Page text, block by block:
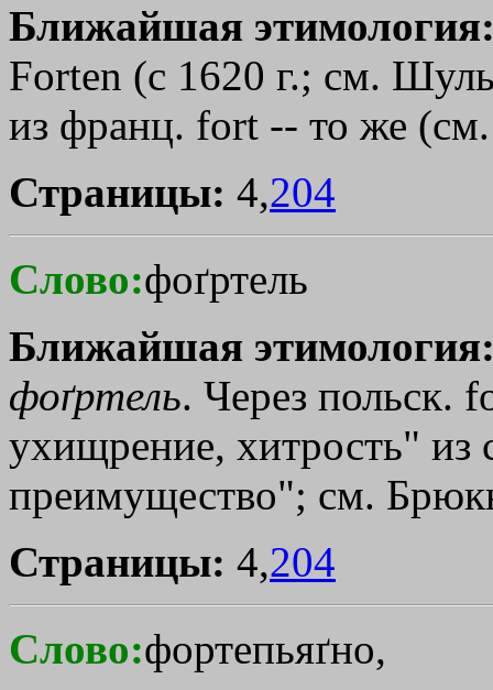
Ближайшая
Forten (с 1620 г.; см.
из франц. fort -- то же
Страницы: 4,204
Слово:фоґртель
Ближайшая
фоґртель. Через польск.
ухищрение, хитрость" из
преимущество"; см.
Страницы: 4,204
Слово:фортепьяґно,